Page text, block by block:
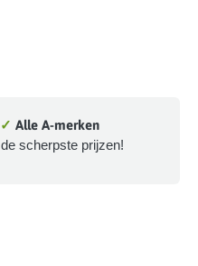
✓ Alle A-merken
de scherpste prijzen!